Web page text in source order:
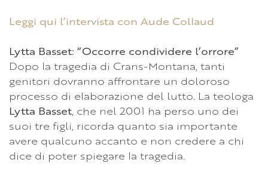
Leggi qui l’intervista con Aude Collaud
Lytta Basset: “Occorre condividere l’orrore”
Dopo la tragedia di Crans-Montana, tanti
genitori dovranno affrontare un doloroso
processo di elaborazione del lutto. La teologa
Lytta Basset, che nel 2001 ha perso uno dei
suoi tre figli, ricorda quanto sia importante
avere qualcuno accanto e non credere a chi
dice di poter spiegare la tragedia.